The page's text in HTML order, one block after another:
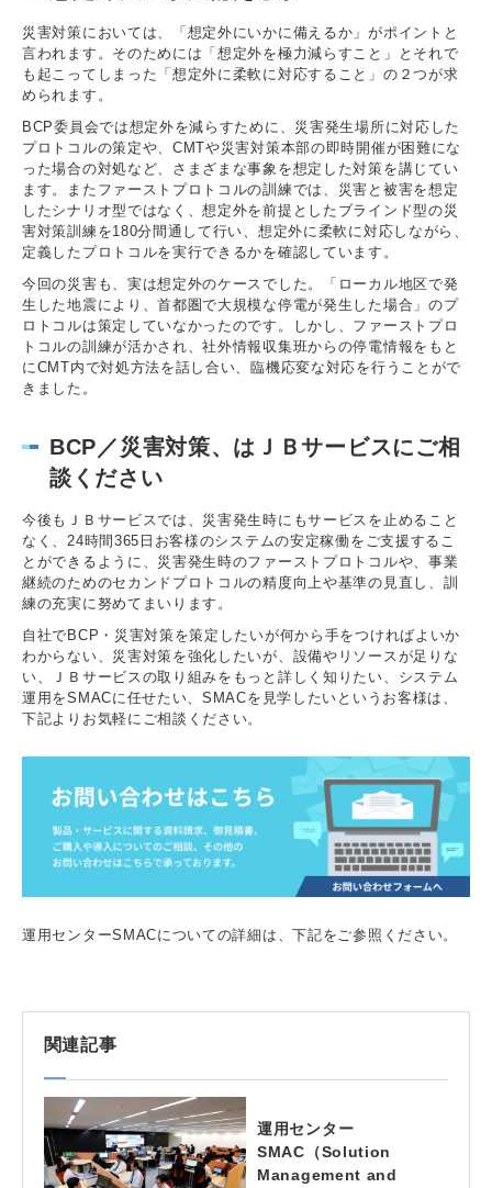
災害対策においては、「想定外にいかに備えるか」がポイントと
言われます。そのためには「想定外を極力減らすこと」とそれで
も起こってしまった「想定外に柔軟に対応すること」の２つが求
められます。
BCP委員会では想定外を減らすために、災害発生場所に対応した
プロトコルの策定や、CMTや災害対策本部の即時開催が困難にな
った場合の対処など、さまざまな事象を想定した対策を講じてい
ます。またファーストプロトコルの訓練では、災害と被害を想定
したシナリオ型ではなく、想定外を前提としたブラインド型の災
害対策訓練を180分間通して行い、想定外に柔軟に対応しながら、
定義したプロトコルを実行できるかを確認しています。
今回の災害も、実は想定外のケースでした。「ローカル地区で発
生した地震により、首都圏で大規模な停電が発生した場合」のプ
ロトコルは策定していなかったのです。しかし、ファーストプロ
トコルの訓練が活かされ、社外情報収集班からの停電情報をもと
にCMT内で対処方法を話し合い、臨機応変な対応を行うことがで
きました。
BCP／災害対策、はＪＢサービスにご相
談ください
今後もＪＢサービスでは、災害発生時にもサービスを止めること
なく、24時間365日お客様のシステムの安定稼働をご支援するこ
とができるように、災害発生時のファーストプロトコルや、事業
継続のためのセカンドプロトコルの精度向上や基準の見直し、訓
練の充実に努めてまいります。
自社でBCP・災害対策を策定したいが何から手をつければよいか
わからない、災害対策を強化したいが、設備やリソースが足りな
い、ＪＢサービスの取り組みをもっと詳しく知りたい、システム
運用をSMACに任せたい、SMACを見学したいというお客様は、
下記よりお気軽にご相談ください。
運用センターSMACについての詳細は、下記をご参照ください。
関連記事
運用センター
SMAC（Solution
Management and